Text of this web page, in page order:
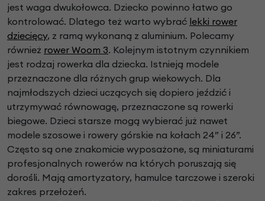
jest waga dwukołowca. Dziecko powinno łatwo go
kontrolować. Dlatego też warto wybrać lekki rower
dziecięcy, z ramą wykonaną z aluminium. Polecamy
również rower Woom 3. Kolejnym istotnym czynnikiem
jest rodzaj rowerka dla dziecka. Istnieją modele
przeznaczone dla różnych grup wiekowych. Dla
najmłodszych dzieci uczących się dopiero jeździć i
utrzymywać równowagę, przeznaczone są rowerki
biegowe. Dzieci starsze mogą wybierać już nawet
modele szosowe i rowery górskie na kołach 24” i 26”.
Często są one znakomicie wyposażone, są miniaturami
profesjonalnych rowerów na których poruszają się
dorośli. Mają amortyzatory, hamulce tarczowe i szeroki
zakres przełożeń.